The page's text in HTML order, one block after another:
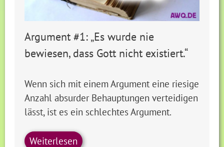
Argument #1: „Es wurde nie
bewiesen, dass Gott nicht existiert.“
Wenn sich mit einem Argument eine riesige
Anzahl absurder Behauptungen verteidigen
lässt, ist es ein schlechtes Argument.
Weiterlesen